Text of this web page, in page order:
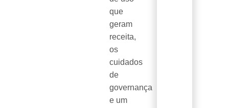
que
geram
receita,
os
cuidados
de
governança
e um